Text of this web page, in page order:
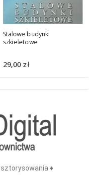
budynki
29,00zł
♦